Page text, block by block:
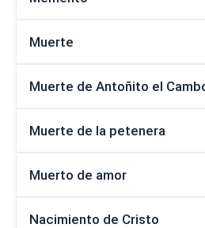
Muerte
Muerte de Antoñito el
Muerte de la petenera
Muerto de amor
Nacimiento de Cristo